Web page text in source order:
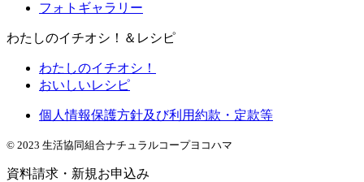
フォトギャラリー
わたしのイチオシ！＆レシピ
わたしのイチオシ！
おいしいレシピ
個人情報保護方針及び利用約款・定款等
© 2023 生活協同組合ナチュラルコープヨコハマ
資料請求・新規お申込み